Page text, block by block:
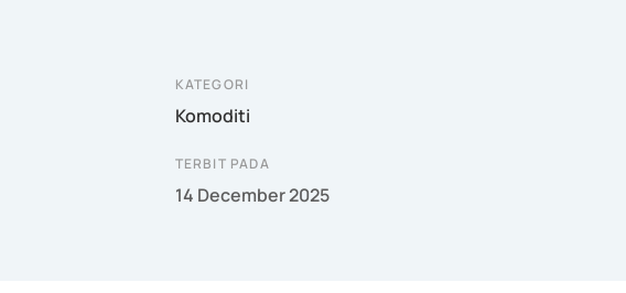
KATEGORI
Komoditi
TERBIT PADA
14 December 2025